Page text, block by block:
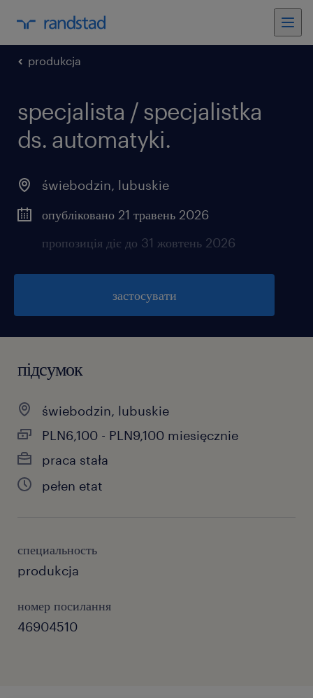
produkcja
specjalista / specjalistka
ds. automatyki.
świebodzin, lubuskie
опубліковано 21 травень 2026
пропозиція діє до 31 жовтень 2026
застосувати
підсумок
świebodzin, lubuskie
PLN6,100 - PLN9,100 miesięcznie
praca stała
pełen etat
специальность
produkcja
номер посилання
46904510